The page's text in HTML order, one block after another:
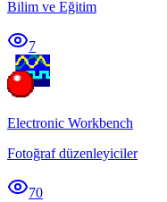
Bilim ve Eğitim
7
Electronic Workbench
Fotoğraf düzenleyiciler
70